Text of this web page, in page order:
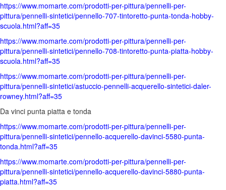
https://www.momarte.com/prodotti-per-pittura/pennelli-per-
pittura/pennelli-sintetici/pennello-707-tintoretto-punta-tonda-hobby-
scuola.html?aff=35
https://www.momarte.com/prodotti-per-pittura/pennelli-per-
pittura/pennelli-sintetici/pennello-708-tintoretto-punta-piatta-hobby-
scuola.html?aff=35
https://www.momarte.com/prodotti-per-pittura/pennelli-per-
pittura/pennelli-sintetici/astuccio-pennelli-acquerello-sintetici-daler-
rowney.html?aff=35
Da vinci punta piatta e tonda
https://www.momarte.com/prodotti-per-pittura/pennelli-per-
pittura/pennelli-sintetici/pennello-acquerello-davinci-5580-punta-
tonda.html?aff=35
https://www.momarte.com/prodotti-per-pittura/pennelli-per-
pittura/pennelli-sintetici/pennello-acquerello-davinci-5880-punta-
piatta.html?aff=35